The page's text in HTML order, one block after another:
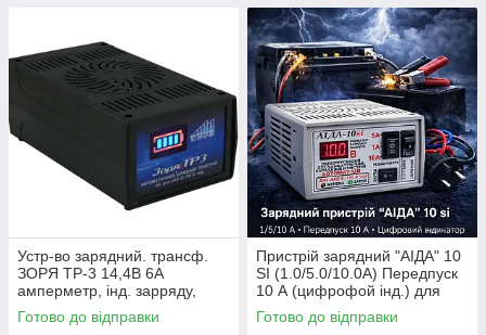
Устр-во зарядний. трансф.
ЗОРЯ ТР-3 14,4В 6А
амперметр, інд. зарряду,
регулятор (для АКБ 32-10А/
год)
Готово до відправки
Пристрій зарядний "АІДА" 10
SI (1.0/5.0/10.0А) Передпуск
10 А (цифрофой інд.) для
кислотних/гелевих
Готово до відправки